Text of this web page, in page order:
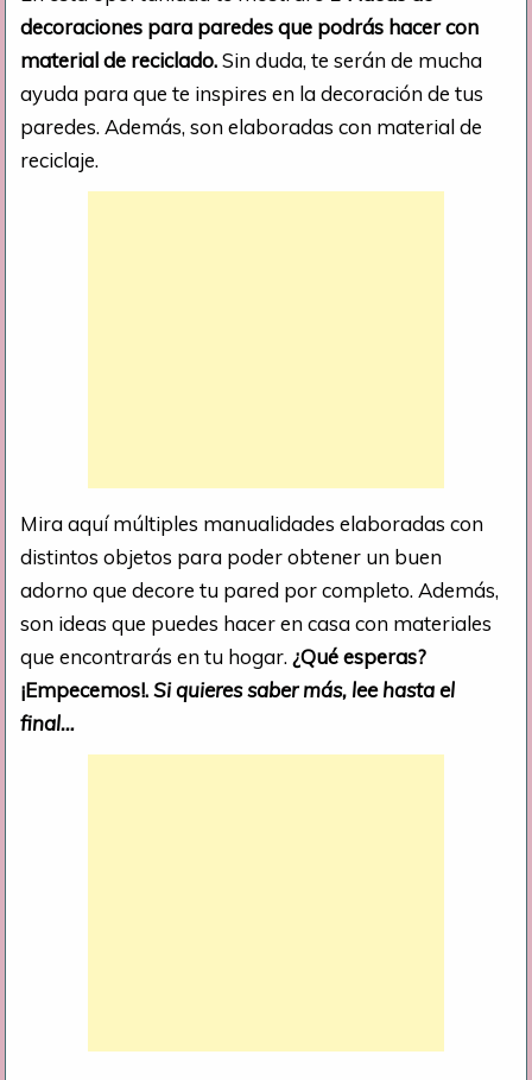
decoraciones para paredes que podrás hacer con
material de reciclado.Sin duda, te serán de mucha
ayuda para que te inspires en la decoración de tus
paredes. Además, son elaboradas con material de
reciclaje.
Mira aquí múltiples manualidades elaboradas con
distintos objetos para poder obtener un buen
adorno que decore tu pared por completo. Además,
son ideas que puedes hacer en casa con materiales
que encontrarás en tu hogar. ¿Qué esperas?
¡Empecemos!.Si quieres saber más, lee hasta el
final…